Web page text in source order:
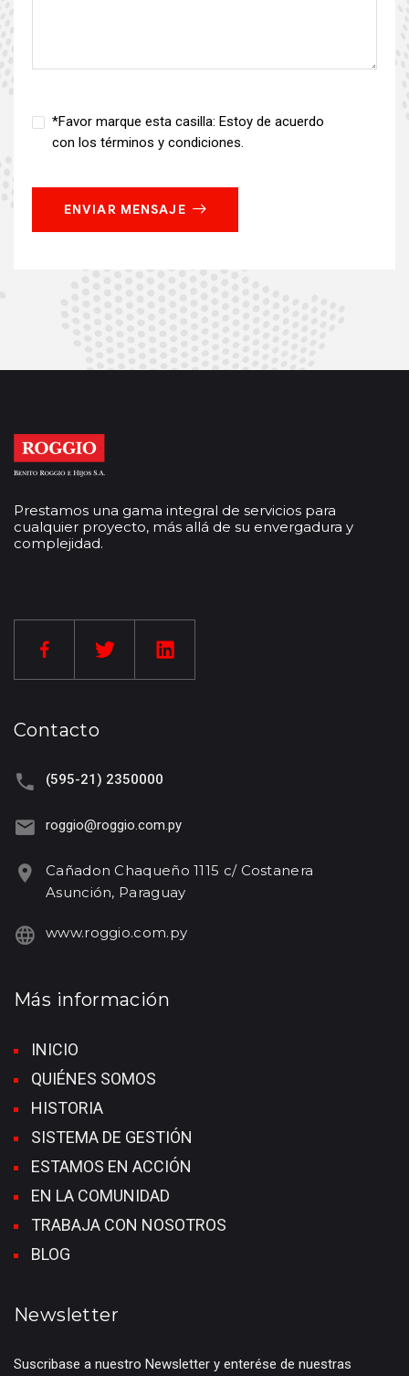
*Favor marque esta casilla: Estoy de acuerdo
con los términos y condiciones.
ENVIAR MENSAJE
Prestamos una gama integral de servicios para
cualquier proyecto, más allá de su envergadura y
complejidad.
Contacto
(595-21) 2350000
roggio@roggio.com.py
Cañadon Chaqueño 1115 c/ Costanera
Asunción, Paraguay
www.roggio.com.py
Más información
INICIO
QUIÉNES SOMOS
HISTORIA
SISTEMA DE GESTIÓN
ESTAMOS EN ACCIÓN
EN LA COMUNIDAD
TRABAJA CON NOSOTROS
BLOG
Newsletter
Suscribase a nuestro Newsletter y enterése de nuestras